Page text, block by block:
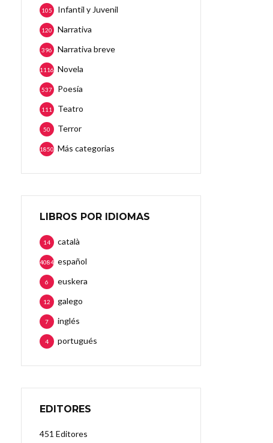
Infantil y Juvenil
105
Narrativa
120
Narrativa breve
396
Novela
1116
Poesía
537
Teatro
111
Terror
50
Más categorias
1850
LIBROS POR IDIOMAS
català
14
español
4084
euskera
6
galego
12
inglés
7
portugués
4
EDITORES
451 Editores